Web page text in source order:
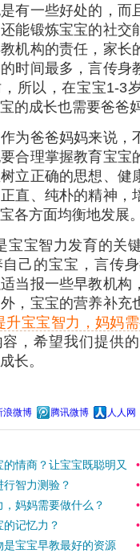
有一些好处的，而
能锻炼宝宝的社交
机构的责任，家长
时间最多，言传
所以，在宝宝1-3
的成长也需要爸爸
爸爸妈妈来说，
合理掌握教育宝宝
立正确的思想、健
直、纯朴的精神，
各方面均衡地发展
宝智力发育的关键
己的宝宝，言传
当报一些早教机
，宝宝的营养补充
升宝宝智力，妈妈
，希望我们提供
长。
浪微博 腾讯微博 人人网
情商？让宝宝既聪明又
智力测验？
妈妈需要做什么？
记忆力？
是宝宝早教最好的资源